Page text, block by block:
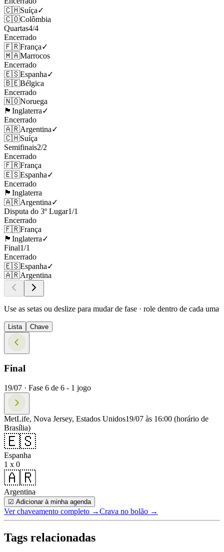
🇨🇭Suíça✓
🇨🇴Colômbia
Quartas4/4
Encerrado
🇫🇷França✓
🇲🇦Marrocos
Encerrado
🇪🇸Espanha✓
🇧🇪Bélgica
Encerrado
🇳🇴Noruega
🏴󠁧󠁢󠁥󠁮󠁧󠁿 Inglaterra✓
Encerrado
🇦🇷Argentina✓
🇨🇭Suíça
Semifinais2/2
Encerrado
🇫🇷França
🇪🇸Espanha✓
Encerrado
🏴󠁧󠁢󠁥󠁮󠁧󠁿 Inglaterra
🇦🇷Argentina✓
Disputa do 3º Lugar1/1
Encerrado
🇫🇷França
🏴󠁧󠁢󠁥󠁮󠁧󠁿 Inglaterra✓
Final1/1
Encerrado
🇪🇸Espanha✓
🇦🇷Argentina
Use as setas ou deslize para mudar de fase · role dentro de cada uma
Lista Chave
Final
19/07 · Fase 6 de 6 - 1 jogo
MetLife, Nova Jersey, Estados Unidos19/07 às 16:00 (horário de
Brasília)
🇪🇸
Espanha
1 x 0
🇦🇷
Argentina
☑ Adicionar à minha agenda
Ver chaveamento completo →Crava no bolão →
Tags relacionadas